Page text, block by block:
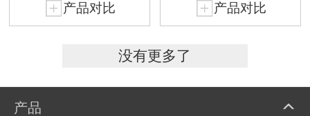
产品对比 产品对比
没有更多了
产品